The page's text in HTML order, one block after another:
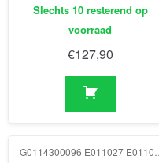
Slechts 10 resterend op
voorraad
€127,90